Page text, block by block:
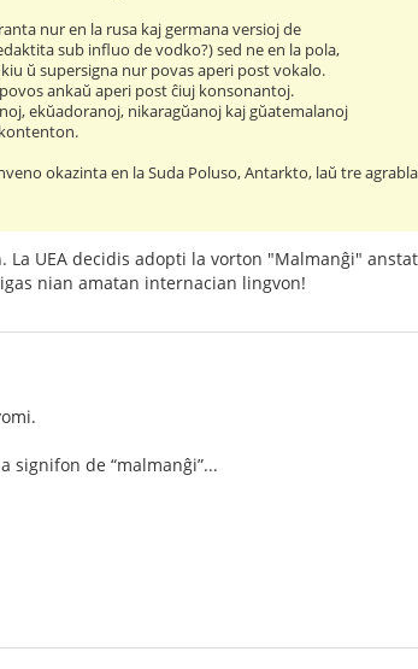
nur en la rusa kaj germana versioj de
sub influo de vodko?) sed ne en la pola,
ŭ supersigna nur povas aperi post vokalo.
ankaŭ aperi post ĉiuj konsonantoj.
ekŭadoranoj, nikaragŭanoj kaj gŭatemalanoj
okazinta en la Suda Poluso, Antarkto, laŭ tre
La UEA decidis adopti la vorton "Malmanĝi"
nian amatan internacian lingvon!
signifon de “malmanĝi”...